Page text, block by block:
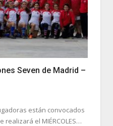
Seven de Madrid –
están convocados
el MIÉRCOLES…